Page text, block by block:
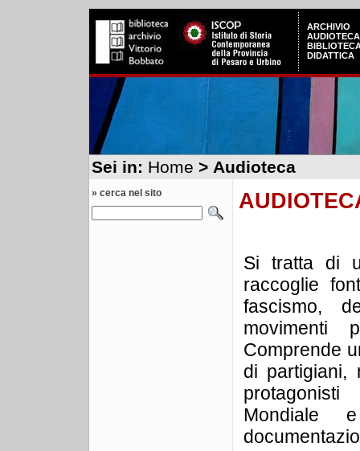
ARCHIVIO
AUDIOTECA
DIDATTICA
Sei in: Home > Audioteca
» cerca nel sito
Si tratta di
raccoglie
fascismo,
movimenti
Comprende
di partigiani,
Mondiale